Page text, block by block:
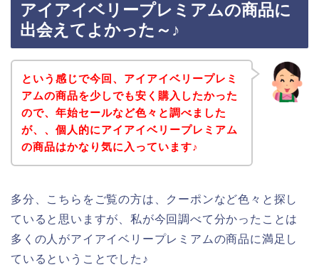
アイアイベリープレミアムの商品に
出会えてよかった～♪
という感じで今回、アイアイベリープレミ
アムの商品を少しでも安く購入したかった
ので、年始セールなど色々と調べました
が、、個人的にアイアイベリープレミアム
の商品はかなり気に入っています♪
多分、こちらをご覧の方は、クーポンなど色々と探し
ていると思いますが、私が今回調べて分かったことは
多くの人がアイアイベリープレミアムの商品に満足し
ているということでした♪